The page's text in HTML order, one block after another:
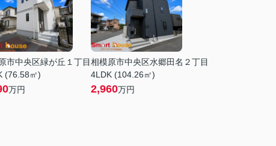
市中央区緑が丘１丁目
(76.58㎡)
万円
相模原市中央区水郷田名２丁目
4LDK (104.26㎡)
2,960万円